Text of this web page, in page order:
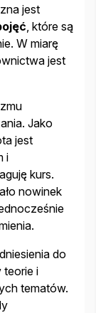
jest
, które są
W miarę
jest
Jako
jest
i
kurs.
nowinek
do
teorie i
tematów.